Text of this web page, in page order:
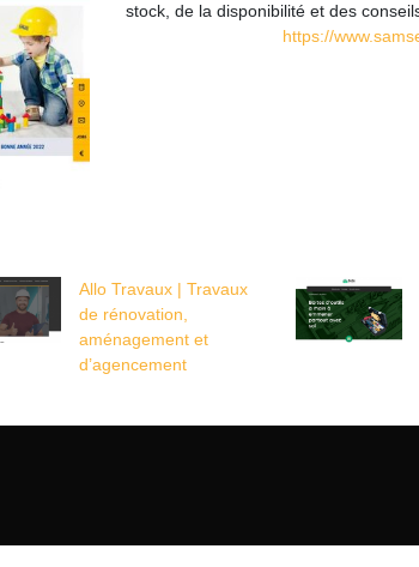
stock, de la disponibilité et des
https://
Allo Travaux | Travaux
de rénovation,
aménagement et
d’agencement